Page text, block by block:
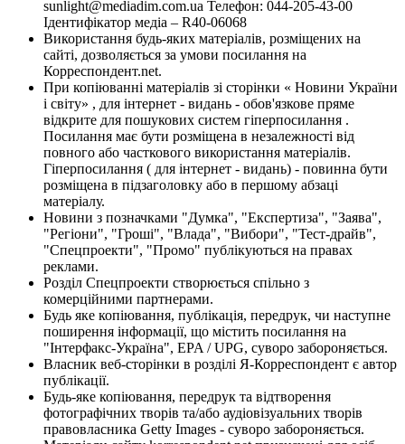
sunlight@mediadim.com.ua Телефон: 044-205-43-00
Ідентифікатор медіа – R40-06068
Використання будь-яких матеріалів, розміщених на
сайті, дозволяється за умови посилання на
Корреспондент.net.
При копіюванні матеріалів зі сторінки « Новини України
і світу» , для інтернет - видань - обов'язкове пряме
відкрите для пошукових систем гіперпосилання .
Посилання має бути розміщена в незалежності від
повного або часткового використання матеріалів.
Гіперпосилання ( для інтернет - видань) - повинна бути
розміщена в підзаголовку або в першому абзаці
матеріалу.
Новини з позначками "Думка", "Експертиза", "Заява",
"Регіони", "Гроші", "Влада", "Вибори", "Тест-драйв",
"Спецпроекти", "Промо" публікуються на правах
реклами.
Розділ Спецпроекти створюється спільно з
комерційними партнерами.
Будь яке копіювання, публікація, передрук, чи наступне
поширення інформації, що містить посилання на
"Інтерфакс-Україна", EPA / UPG, суворо забороняється.
Власник веб-сторінки в розділі Я-Корреспондент є автор
публікації.
Будь-яке копіювання, передрук та відтворення
фотографічних творів та/або аудіовізуальних творів
правовласника Getty Images - суворо забороняється.